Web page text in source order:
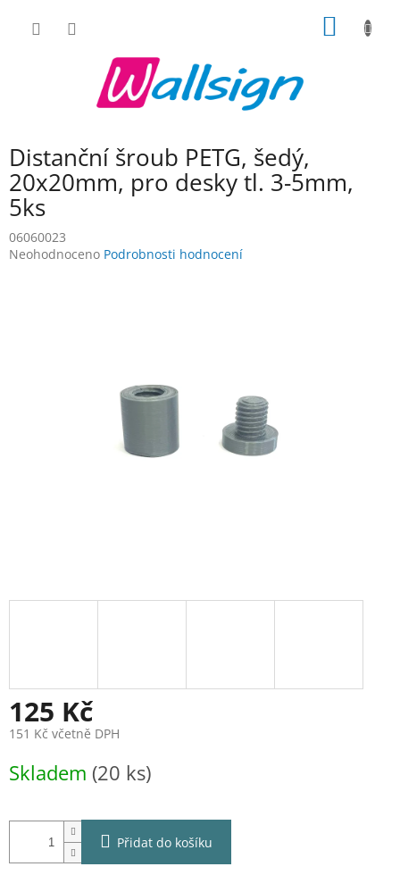
Distanční šroub PETG, šedý,
20x20mm, pro desky tl. 3-5mm,
5ks
06060023
Průměrné
Neohodnoceno Podrobnosti hodnocení
125 Kč
151 Kč včetně DPH
cena:
Skladem (20 ks)
Přidat do košíku